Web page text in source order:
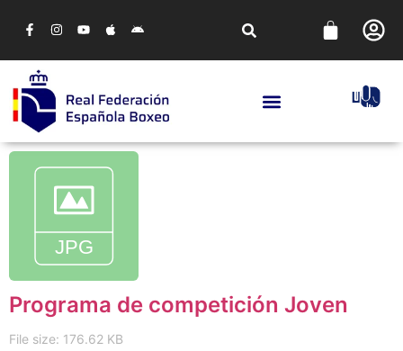
Programa de competición Joven
File size: 176.62 KB